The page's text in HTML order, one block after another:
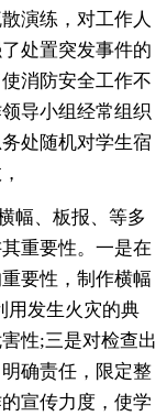
演练，对工作人
处置突发事件的
消防安全工作不
导小组经常组织
处随机对学生宿
幅、板报、等多
重要性。一是在
要性，制作横幅
用发生火灾的典
性;三是对检查出
确责任，限定整
宣传力度，使学